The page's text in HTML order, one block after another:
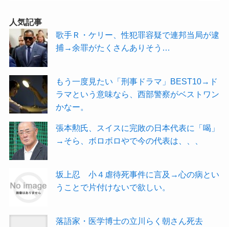
人気記事
歌手Ｒ・ケリー、性犯罪容疑で連邦当局が逮
捕→余罪がたくさんありそう…
もう一度見たい「刑事ドラマ」BEST10→ド
ラマという意味なら、西部警察がベストワン
かなー。
張本勲氏、スイスに完敗の日本代表に「喝」
→そら、ボロボロやで今の代表は、、、
坂上忍 小４虐待死事件に言及→心の病とい
うことで片付けないで欲しい。
落語家・医学博士の立川らく朝さん死去